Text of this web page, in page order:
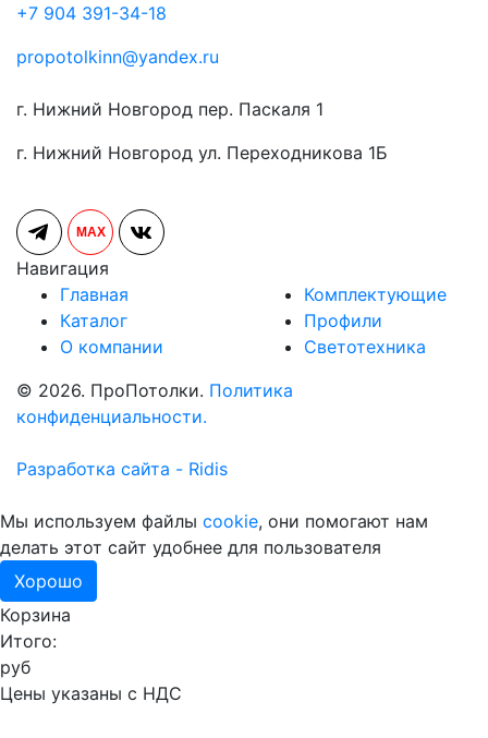
+7 904 391-34-18
propotolkinn@yandex.ru
г. Нижний Новгород пер. Паскаля 1
г. Нижний Новгород ул. Переходникова 1Б
MAX
Навигация
Главная
Каталог
О компании
Комплектующие
Профили
Светотехника
© 2026. ПроПотолки. Политика
конфиденциальности.
Разработка сайта - Ridis
Мы используем файлы cookie, они помогают нам
делать этот сайт удобнее для пользователя
Хорошо
Корзина
Итого:
руб
Цены указаны с НДС